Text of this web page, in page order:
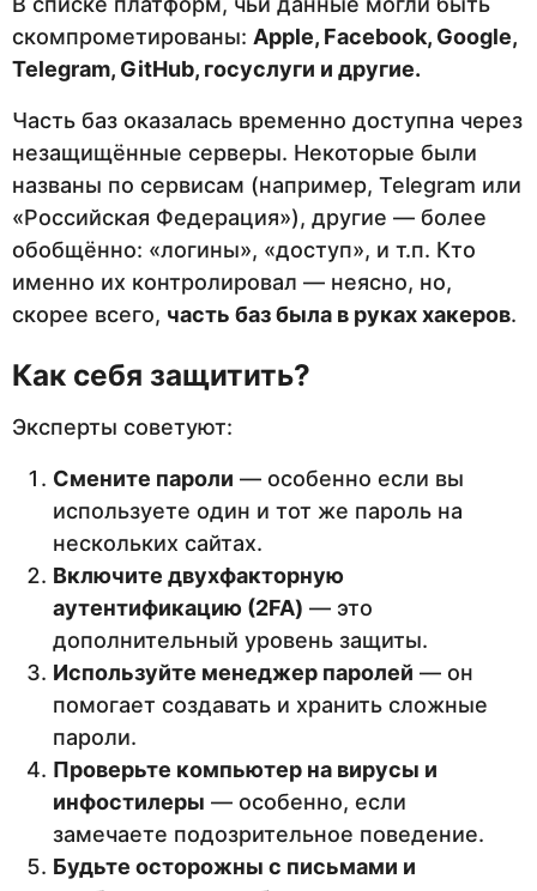
скомпрометированы: Apple, Facebook, Google,
Telegram, GitHub, госуслуги и другие.
Часть баз оказалась временно доступна через
незащищённые серверы. Некоторые были
названы по сервисам (например, Telegram или
«Российская Федерация»), другие — более
обобщённо: «логины», «доступ», и т.п. Кто
именно их контролировал — неясно, но,
скорее всего, часть баз была в руках хакеров.
Как себя защитить?
Эксперты советуют:
Смените пароли — особенно если вы
используете один и тот же пароль на
нескольких сайтах.
Включите двухфакторную
аутентификацию (2FA) — это
дополнительный уровень защиты.
Используйте менеджер паролей — он
помогает создавать и хранить сложные
пароли.
Проверьте компьютер на вирусы и
инфостилеры — особенно, если
замечаете подозрительное поведение.
Будьте осторожны с письмами и